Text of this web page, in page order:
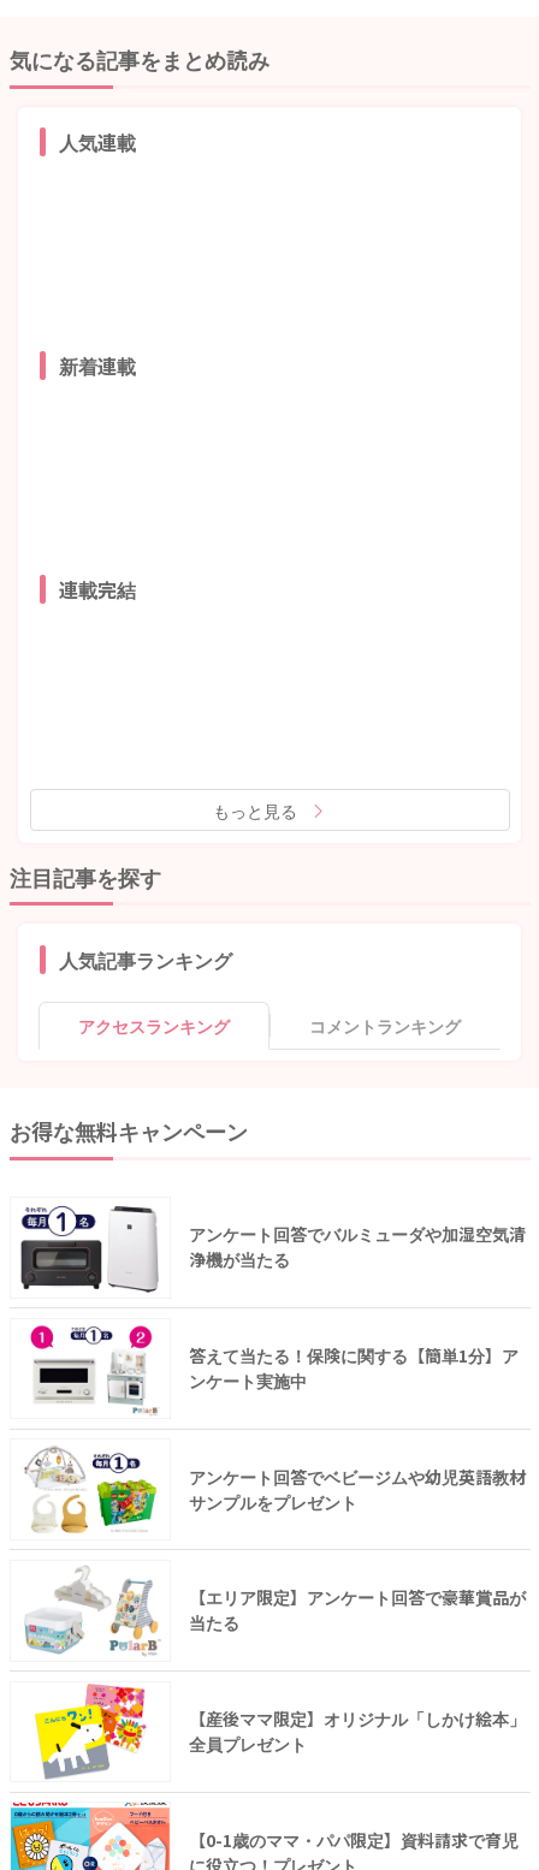
気になる記事をまとめ読み
人気連載
新着連載
連載完結
もっと見る
注目記事を探す
人気記事ランキング
アクセスランキング コメントランキング
お得な無料キャンペーン
アンケート回答でバルミューダや加湿空気清
浄機が当たる
答えて当たる！保険に関する【簡単1分】ア
ンケート実施中
アンケート回答でベビージムや幼児英語教材
サンプルをプレゼント
【エリア限定】アンケート回答で豪華賞品が
当たる
【産後ママ限定】オリジナル「しかけ絵本」
全員プレゼント
【0-1歳のママ・パパ限定】資料請求で育児
に役立つ！プレゼント